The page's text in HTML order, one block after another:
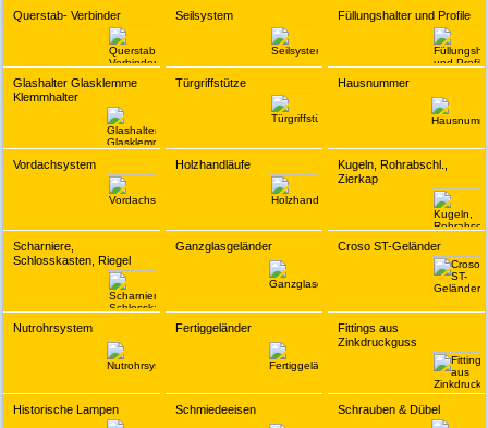
Querstab- Verbinder Seilsystem Füllungshalter und Profile
Glashalter Glasklemme
Klemmhalter
Türgriffstütze Hausnummer
Vordachsystem Holzhandläufe
Kugeln, Rohrabschl.,
Zierkap
Scharniere,
Schlosskasten, Riegel
Ganzglasgeländer Croso ST-Geländer
Nutrohrsystem Fertiggeländer
Fittings aus
Zinkdruckguss
Historische Lampen Schmiedeeisen Schrauben & Dübel